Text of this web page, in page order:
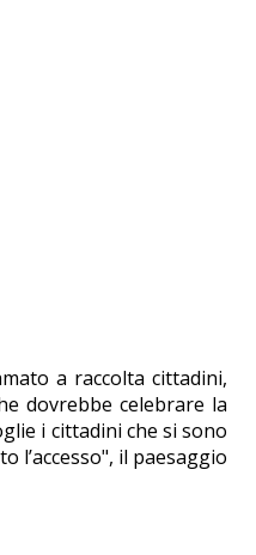
a raccolta cittadini,
dovrebbe celebrare la
i cittadini che si sono
l’accesso", il paesaggio